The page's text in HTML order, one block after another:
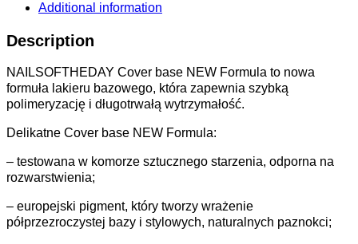
Additional information
Description
NAILSOFTHEDAY Cover base NEW Formula to nowa
formuła lakieru bazowego, która zapewnia szybką
polimeryzację i długotrwałą wytrzymałość.
Delikatne Cover base NEW Formula:
– testowana w komorze sztucznego starzenia, odporna na
rozwarstwienia;
– europejski pigment, który tworzy wrażenie
półprzezroczystej bazy i stylowych, naturalnych paznokci;